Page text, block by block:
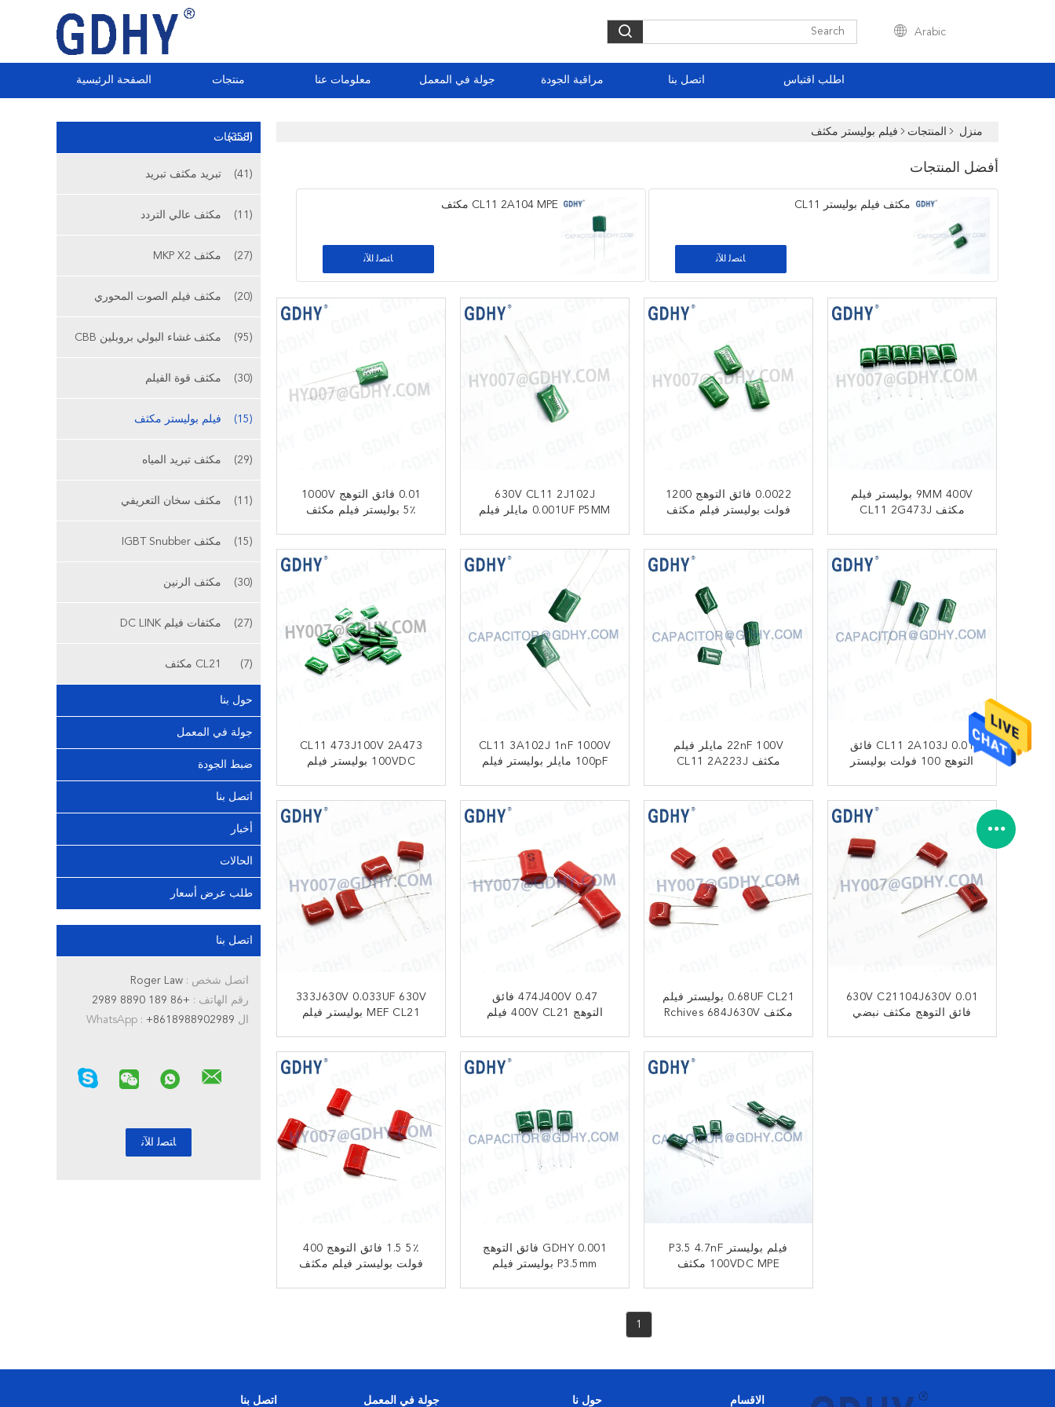
Arabic
الصفحة الرئيسية منتجات معلومات عنا جولة في المعمل مراقبة الجودة اتصل بنا اطلب اقتباس
المنتجات(358)
تبريد مكثف تبريد (41)
مكثف عالي التردد (11)
مكثف MKP X2 (27)
مكثف فيلم الصوت المحوري (20)
مكثف غشاء البولي بروبلين CBB (95)
مكثف قوة الفيلم (30)
فيلم بوليستر مكثف (15)
مكثف تبريد المياه (29)
مكثف سخان التعريفي (11)
مكثف IGBT Snubber (15)
مكثف الرنين (30)
مكثفات فيلم DC LINK (27)
CL21 مكثف (7)
حول بنا
جولة في المعمل
ضبط الجودة
اتصل بنا
أخبار
الحالات
طلب عرض أسعار
اتصل بنا
اتصل شخص :
رقم الهاتف : +86 189 8890 2989
ال WhatsApp : +8618988902989
منزل المنتجات فيلم بوليستر مكثف
أفضل المنتجات
مكثف فيلم بوليستر CL11
ﺎﺘﺼﻟ ﺍﻶﻧ
CL11 2A104 MPE مكثف
ﺎﺘﺼﻟ ﺍﻶﻧ
0.01 فائق التوهج 1000V
5٪ بوليستر فيلم مكثف
ﺎﺘﺼﻟ ﺍﻶﻧ
630V CL11 2J102J
0.001UF P5MM مايلر فيلم
ﺎﺘﺼﻟ ﺍﻶﻧ
0.0022 فائق التوهج 1200
فولت بوليستر فيلم مكثف
ﺎﺘﺼﻟ ﺍﻶﻧ
9MM 400V بوليستر فيلم
مكثف CL11 2G473J
ﺎﺘﺼﻟ ﺍﻶﻧ
CL11 473J100V 2A473
100VDC بوليستر فيلم
ﺎﺘﺼﻟ ﺍﻶﻧ
CL11 3A102J 1nF 1000V
100pF مايلر بوليستر فيلم
ﺎﺘﺼﻟ ﺍﻶﻧ
22nF 100V مايلر فيلم
مكثف CL11 2A223J
ﺎﺘﺼﻟ ﺍﻶﻧ
CL11 2A103J 0.01 فائق
التوهج 100 فولت بوليستر
ﺎﺘﺼﻟ ﺍﻶﻧ
333J630V 0.033UF 630V
MEF CL21 بوليستر فيلم
ﺎﺘﺼﻟ ﺍﻶﻧ
474J400V 0.47 فائق
التوهج 400V CL21 فيلم
ﺎﺘﺼﻟ ﺍﻶﻧ
0.68UF CL21 بوليستر فيلم
مكثف Rchives 684J630V
ﺎﺘﺼﻟ ﺍﻶﻧ
630V C21104J630V 0.01
فائق التوهج مكثف نبضي
5٪ 1.5 فائق التوهج 400
فولت بوليستر فيلم مكثف
GDHY 0.001 فائق التوهج
P3.5mm بوليستر فيلم
فيلم بوليستر P3.5 4.7nF
100VDC MPE مكثف
1
الاقسام حول نا جولة في المعمل اتصل بنا